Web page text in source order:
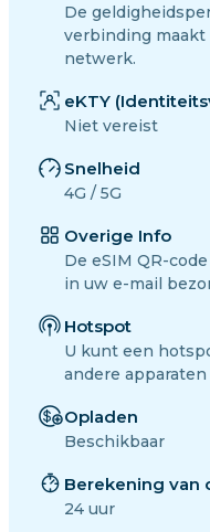
De
verbinding
netwerk.
eKTY
Niet vereist
Snelheid
4G / 5G
Overige Info
De eSIM QR-
in uw e-mail
Hotspot
U kunt een
andere
Opladen
Beschikbaar
Berekening van
24 uur